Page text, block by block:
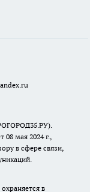
мая 2024 г.,
в сфере связи,
в